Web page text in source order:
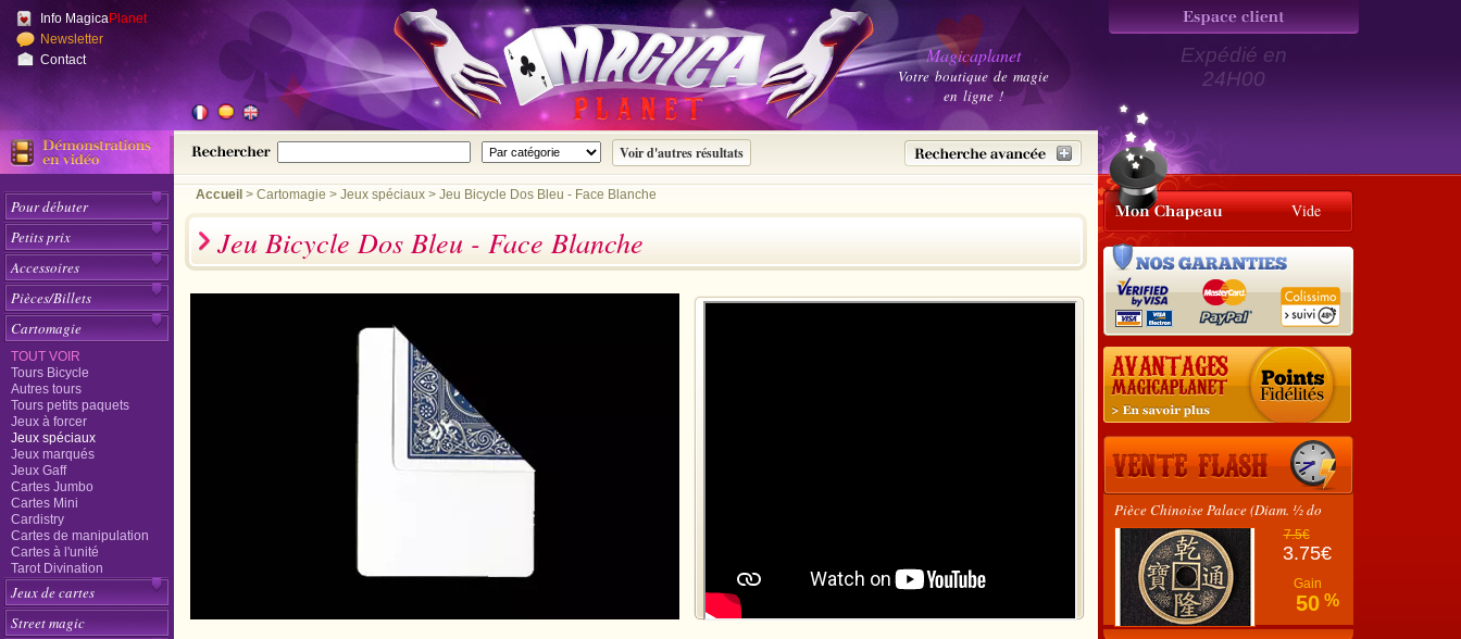
Expédié en
24H00
Info MagicaPlanet
Newsletter
Contact
Magicaplanet
Votre boutique de magie
en ligne !
Pour débuter
Petits prix
Accessoires
Pièces/Billets
Cartomagie
TOUT VOIR
Tours Bicycle
Autres tours
Tours petits paquets
Jeux à forcer
Jeux spéciaux
Jeux marqués
Jeux Gaff
Cartes Jumbo
Cartes Mini
Cardistry
Cartes de manipulation
Cartes à l'unité
Tarot Divination
Jeux de cartes
Street magic
Accueil > Cartomagie Jeux spéciaux Jeu Bicycle Dos Bleu - Face Blanche
Jeu Bicycle Dos Bleu - Face Blanche
Vide
Pièce Chinoise Palace (Diam. ½ do
7.5€
3.75€
Gain
50 %